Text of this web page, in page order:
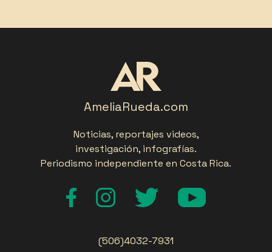
AmeliaRueda.com
Noticias, reportajes videos,
investigación, infografías.
Periodismo independiente en Costa Rica.
(506)4032-7931